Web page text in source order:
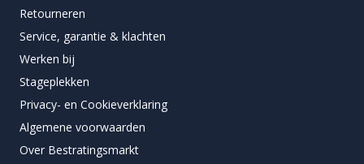
Retourneren
Service, garantie & klachten
Werken bij
Stageplekken
Privacy- en Cookieverklaring
Algemene voorwaarden
Over Bestratingsmarkt